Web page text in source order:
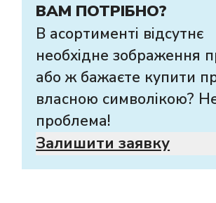
ВАМ ПОТРІБНО?
В асортименті відсутнє
необхідне зображення
або ж бажаєте купити
власною символікою?
проблема!
Залишити заявку